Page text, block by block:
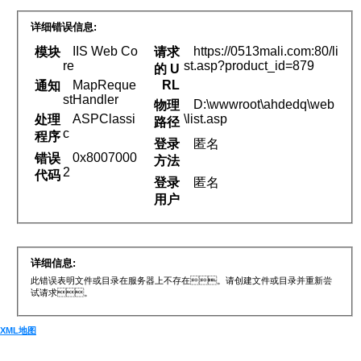
详细错误信息:
模块
IIS Web Co
re
通知
MapReque
stHandler
处理
程序
ASPClassi
c
错误
代码
0x8007000
2
请求
的 U
RL
https://0513mali.com:80/li
st.asp?product_id=879
物理
路径
D:\wwwroot\ahdedq\web
\list.asp
登录
方法
匿名
登录
用户
匿名
详细信息:
此错误表明文件或目录在服务器上不存在。请创建文件或目录并重新尝
试请求。
XML地图